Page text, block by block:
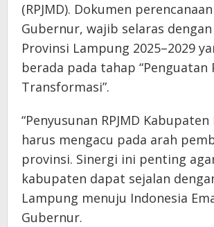
(RPJMD). Dokumen
Gubernur, wajib selaras dengan
Provinsi Lampung 2025–2029
berada pada tahap “Penguatan
Transformasi”.
“Penyusunan RPJMD
harus mengacu pada arah
provinsi. Sinergi ini penting
kabupaten dapat sejalan
Lampung menuju Indonesia
Gubernur.